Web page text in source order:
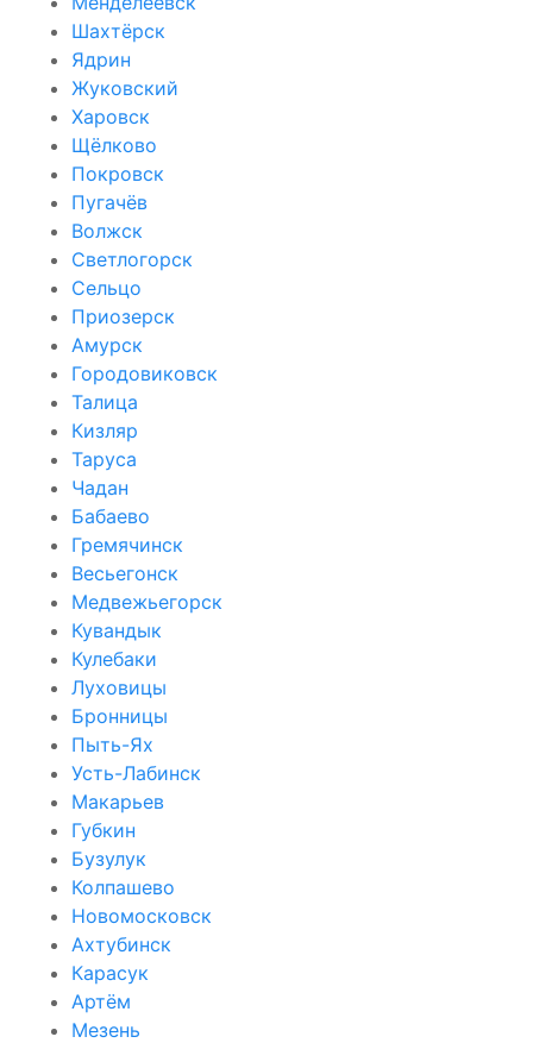
Шахтёрск
Ядрин
Жуковский
Харовск
Щёлково
Покровск
Пугачёв
Волжск
Светлогорск
Сельцо
Приозерск
Амурск
Городовиковск
Талица
Кизляр
Таруса
Чадан
Бабаево
Гремячинск
Весьегонск
Медвежьегорск
Кувандык
Кулебаки
Луховицы
Бронницы
Пыть-Ях
Усть-Лабинск
Макарьев
Губкин
Бузулук
Колпашево
Новомосковск
Ахтубинск
Карасук
Артём
Мезень